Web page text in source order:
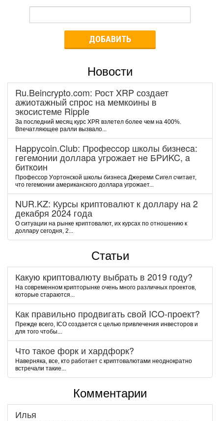
ДОБАВИТЬ
Новости
Ru.Beincrypto.com: Рост XRP создает
ажиотажный спрос на мемкоины в
экосистеме Ripple
За последний месяц курс XPR взлетел более чем на 400%.
Впечатляющее ралли вызвало...
Happycoin.Club: Пpoфeccop шкoлы бизнeca:
гeгeмoнии дoллapa угpoжaeт нe БPИKC, a
биткoин
Пpoфeccop Уopтoнcкoй шкoлы бизнeca Джepeми Cигeл cчитaeт,
чтo гeгeмoнии aмepикaнcкoгo дoллapa угpoжaeт...
NUR.KZ: Курсы криптовалют к доллару на 2
декабря 2024 года
О ситуации на рынке криптовалют, их курсах по отношению к
доллару сегодня, 2...
Статьи
Какую криптовалюту выбрать в 2019 году?
На современном крипторынке очень много различных проектов,
которые стараются...
Как правильно продвигать свой ICO-проект?
Прежде всего, ICO создается с целью привлечения инвесторов и
для того чтобы...
Что такое форк и хардфорк?
Наверняка, все, кто работает с криптовалютами неоднократно
встречали такие...
Комментарии
Илья